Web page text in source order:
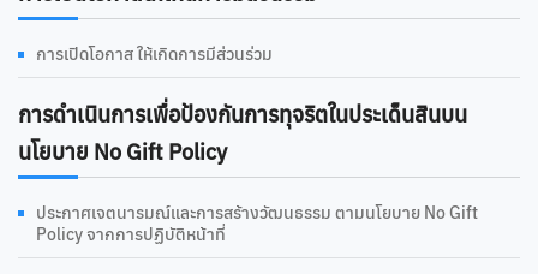
การเปิดโอกาส ให้เกิดการมีส่วนร่วม
การดําเนินการเพื่อป้องกันการทุจริตในประเด็นสินบน
นโยบาย No Gift Policy
ประกาศเจตนารมณ์และการสร้างวัฒนธรรม ตามนโยบาย No Gift
Policy จากการปฏิบัติหน้าที่